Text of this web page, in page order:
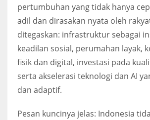
pertumbuhan yang tidak hanya
adil dan dirasakan nyata oleh
ditegaskan: infrastruktur sebagai
keadilan sosial, perumahan layak,
fisik dan digital, investasi pada
serta akselerasi teknologi dan AI
dan adaptif.
Pesan kuncinya jelas: Indonesia